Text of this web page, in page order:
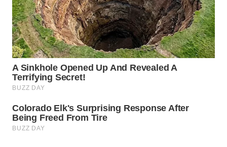
WAHANANEWS
ID
WAHANANEWS
CO ID
NET
WAHANA